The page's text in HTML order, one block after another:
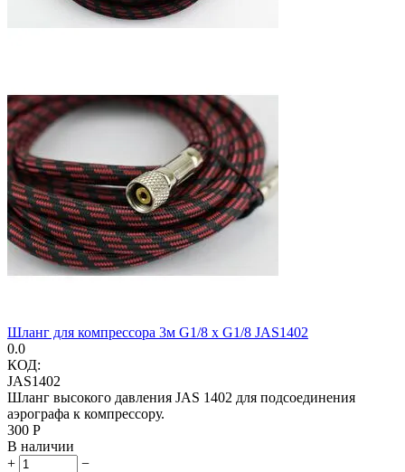
Шланг для компрессора 3м G1/8 x G1/8 JAS1402
0.0
КОД:
JAS1402
Шланг высокого давления JAS 1402 для подсоединения
аэрографа к компрессору.
‍300‍ Р
В наличии
+
−